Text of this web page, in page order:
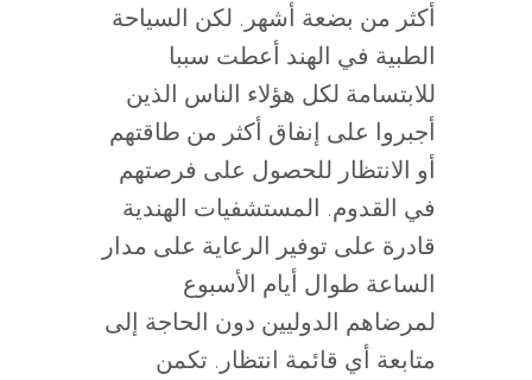
أكثر من بضعة أشهر. لكن السياحة
الطبية في الهند أعطت سببا
للابتسامة لكل هؤلاء الناس الذين
أجبروا على إنفاق أكثر من طاقتهم
أو الانتظار للحصول على فرصتهم
في القدوم. المستشفيات الهندية
قادرة على توفير الرعاية على مدار
الساعة طوال أيام الأسبوع
لمرضاهم الدوليين دون الحاجة إلى
متابعة أي قائمة انتظار. تكمن